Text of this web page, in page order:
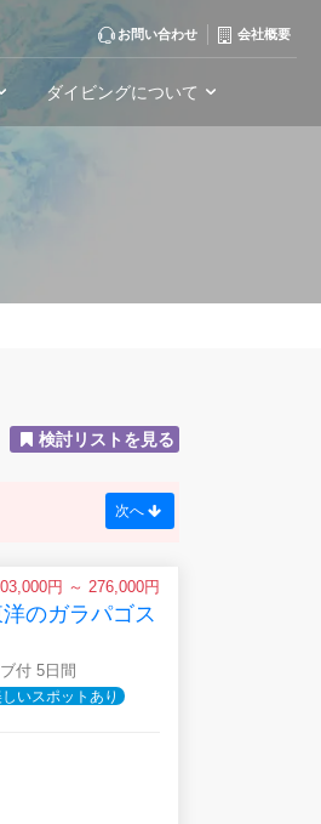
検討リストを見る
次へ
円 ～ 276,000円
のガラパゴス
付 5日間
いスポットあり
お問い合わせ 会社概要
ダイビングについて